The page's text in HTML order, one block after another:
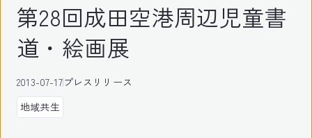
第28回成田空港周辺児童書
道・絵画展
2013-07-17プレスリリース
地域共生